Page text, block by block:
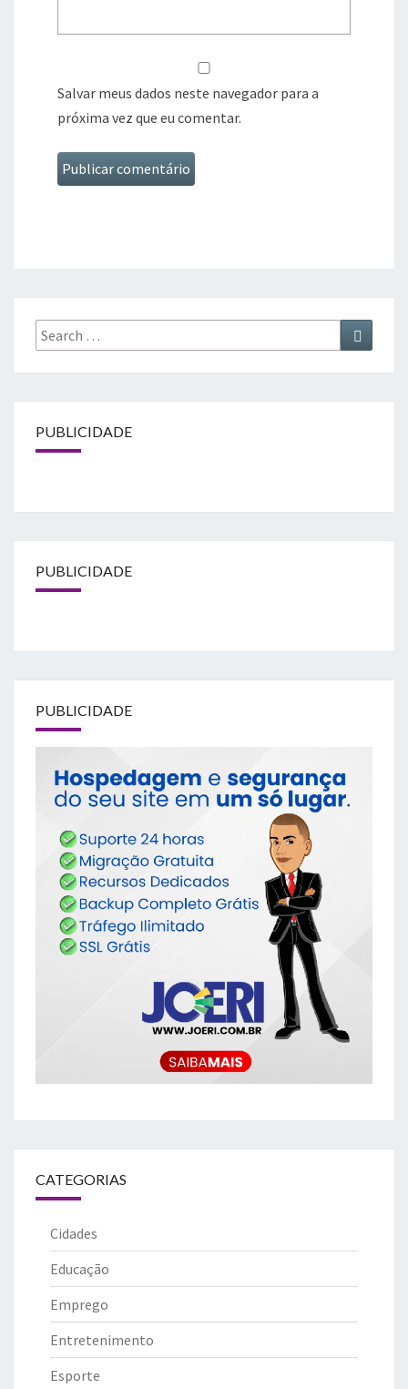
Salvar meus dados neste navegador para a
próxima vez que eu comentar.
Search
for:
Search
PUBLICIDADE
PUBLICIDADE
PUBLICIDADE
CATEGORIAS
Cidades
Educação
Emprego
Entretenimento
Esporte